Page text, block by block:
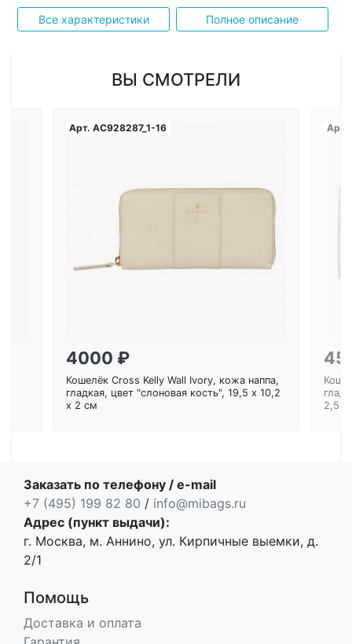
Все характеристики Полное описание
ВЫ СМОТРЕЛИ
Арт. AC928287_1-16
4000 ₽
Кошелёк Cross Kelly Wall Ivory, кожа наппа,
гладкая, цвет "слоновая кость", 19,5 x 10,2
x 2 см
Арт.
2,5
Заказать по телефону / e-mail
+7 (495) 199 82 80 / info@mibags.ru
Адрес (пункт выдачи):
г. Москва, м. Аннино, ул. Кирпичные выемки, д.
2/1
Помощь
Доставка и оплата